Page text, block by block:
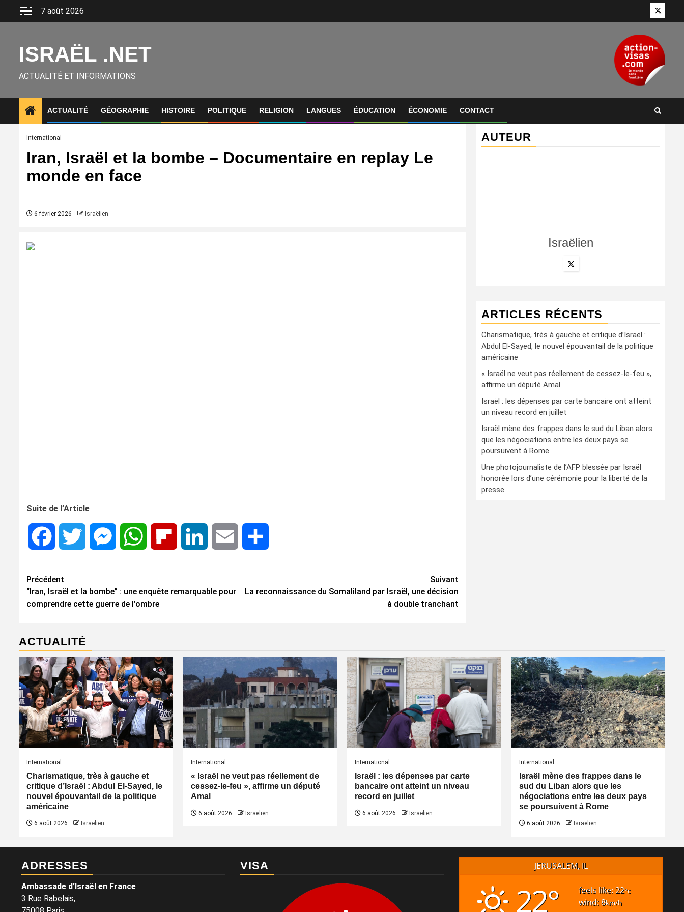
7 août 2026 Twitter
ISRAËL .NET
ACTUALITÉ ET INFORMATIONS
ACTUALITÉ GÉOGRAPHIE HISTOIRE POLITIQUE RELIGION LANGUES ÉDUCATION ÉCONOMIE CONTACT
International
Iran, Israël et la bombe – Documentaire en replay Le
monde en face
6 février 2026 Israëlien
Suite de l’Article
Facebook Twitter MessengerWhatsApp Flipboard LinkedIn Email
Navigation
d’article
Précédent
“Iran, Israël et la bombe” : une enquête remarquable pour
comprendre cette guerre de l’ombre
Suivant
La reconnaissance du Somaliland par Israël, une décision
à double tranchant
AUTEUR
Israëlien
ARTICLES RÉCENTS
Charismatique, très à gauche et critique d’Israël :
Abdul El-Sayed, le nouvel épouvantail de la politique
américaine
« Israël ne veut pas réellement de cessez-le-feu »,
affirme un député Amal
Israël : les dépenses par carte bancaire ont atteint
un niveau record en juillet
Israël mène des frappes dans le sud du Liban alors
que les négociations entre les deux pays se
poursuivent à Rome
Une photojournaliste de l’AFP blessée par Israël
honorée lors d’une cérémonie pour la liberté de la
presse
ACTUALITÉ
International
Charismatique, très à gauche et
critique d’Israël : Abdul El-Sayed, le
nouvel épouvantail de la politique
américaine
6 août 2026 Israëlien
International
« Israël ne veut pas réellement de
cessez-le-feu », affirme un député
Amal
6 août 2026 Israëlien
International
Israël : les dépenses par carte
bancaire ont atteint un niveau
record en juillet
6 août 2026 Israëlien
International
Israël mène des frappes dans le
sud du Liban alors que les
négociations entre les deux pays
se poursuivent à Rome
6 août 2026 Israëlien
ADRESSES
Ambassade d’Israël en France
3 Rue Rabelais,
VISA JERUSALEM, IL
22° feels like: 22°c
wind: 8km/h